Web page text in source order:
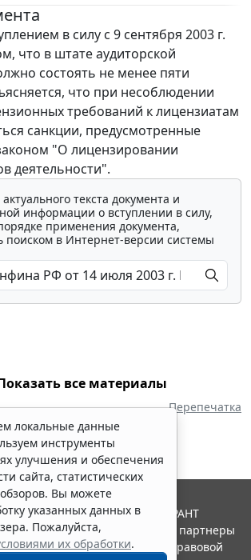
в силу с 9 сентября 2003 г.
что в штате аудиторской
состоять не менее пяти
что при несоблюдении
требований к лицензиатам
санкции, предусмотренные
"О лицензировании
деятельности".
текста документа и
информации о вступлении в силу,
применения документа,
поиском в Интернет-версии системы
все материалы
Перепечатка
локальные данные
инструменты
улучшения и обеспечения
сайта, статистических
Вы можете
указанных данных в
Пожалуйста,
их обработки.
СЕРВИС", 2026. Система ГАРАНТ
года. Компания "Гарант" и ее партнеры
Российской ассоциации правовой